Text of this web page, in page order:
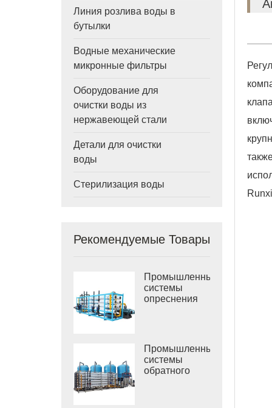
Линия розлива воды в
бутылки
Водные механические
микронные фильтры
Оборудование для
очистки воды из
нержавеющей стали
Детали для очистки
воды
Стерилизация воды
Рекомендуемые Товары
Промышленные
системы
опреснения
Промышленные
системы
обратного